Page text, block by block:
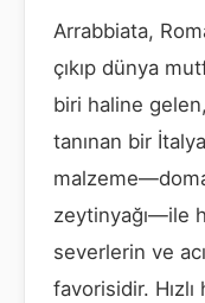
Arrabbiata,
çıkıp dünya
biri haline
tanınan bir
zeytinyağı—ile
severlerin ve
favorisidir. Hızlı